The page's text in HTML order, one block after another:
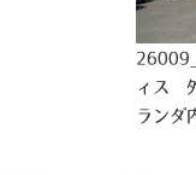
ィス
ランダ